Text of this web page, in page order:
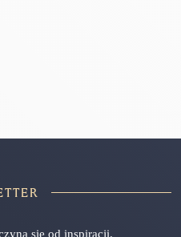
się od inspiracji.